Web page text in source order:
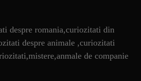
despre romania,curiozitati din
despre animale ,curiozitati
de companie